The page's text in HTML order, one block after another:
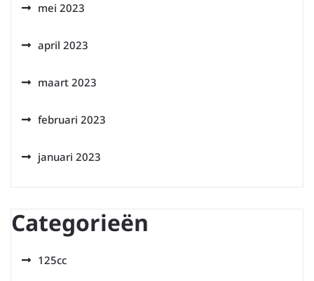
mei 2023
april 2023
maart 2023
februari 2023
januari 2023
Categorieën
125cc